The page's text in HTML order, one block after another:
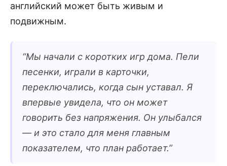
английский может быть живым и
подвижным.
“Мы начали с коротких игр дома. Пели
песенки, играли в карточки,
переключались, когда сын уставал. Я
впервые увидела, что он может
говорить без напряжения. Он улыбался
— и это стало для меня главным
показателем, что план работает.”